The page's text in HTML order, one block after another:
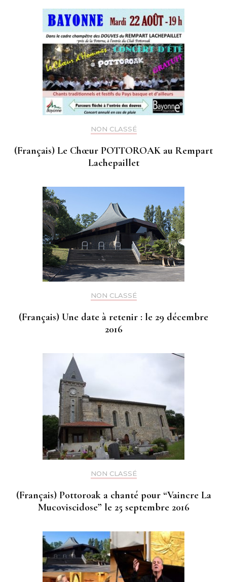
NON CLASSÉ
(Français) Le Chœur POTTOROAK au Rempart
Lachepaillet
NON CLASSÉ
(Français) Une date à retenir : le 29 décembre
2016
NON CLASSÉ
(Français) Pottoroak a chanté pour “Vaincre La
Mucoviscidose” le 25 septembre 2016